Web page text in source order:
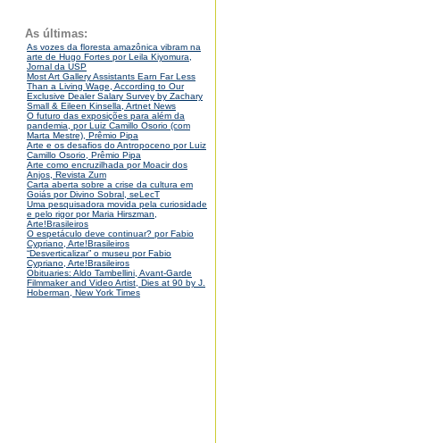
As últimas:
As vozes da floresta amazônica vibram na
arte de Hugo Fortes por Leila Kiyomura,
Jornal da USP
Most Art Gallery Assistants Earn Far Less
Than a Living Wage, According to Our
Exclusive Dealer Salary Survey by Zachary
Small & Eileen Kinsella, Artnet News
O futuro das exposições para além da
pandemia, por Luiz Camillo Osorio (com
Marta Mestre), Prêmio Pipa
Arte e os desafios do Antropoceno por Luiz
Camillo Osorio, Prêmio Pipa
Arte como encruzilhada por Moacir dos
Anjos, Revista Zum
Carta aberta sobre a crise da cultura em
Goiás por Divino Sobral, seLecT
Uma pesquisadora movida pela curiosidade
e pelo rigor por Maria Hirszman,
Arte!Brasileiros
O espetáculo deve continuar? por Fabio
Cypriano, Arte!Brasileiros
“Desverticalizar” o museu por Fabio
Cypriano, Arte!Brasileiros
Obituaries: Aldo Tambellini, Avant-Garde
Filmmaker and Video Artist, Dies at 90 by J.
Hoberman, New York Times